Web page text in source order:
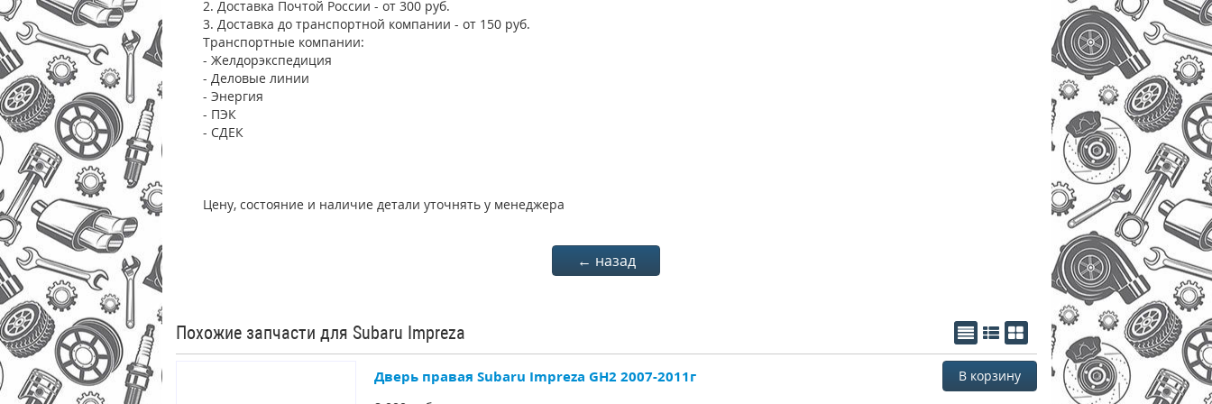
2. Доставка Почтой России - от 300 руб.
3. Доставка до транспортной компании - от 150 руб.
Транспортные компании:
- Желдорэкспедиция
- Деловые линии
- Энергия
- ПЭК
- СДЕК
Цену, состояние и наличие детали уточнять у менеджера
← назад
Похожие запчасти для Subaru Impreza
Дверь правая Subaru Impreza GH2 2007-2011г В корзину